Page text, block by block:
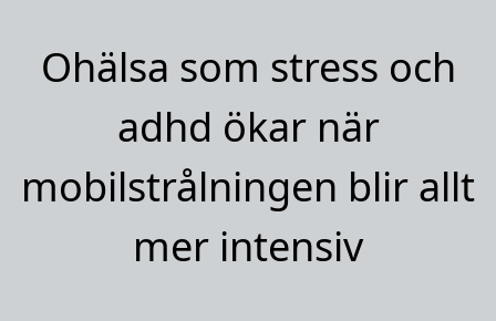
Ohälsa som stress och
adhd ökar när
mobilstrålningen blir allt
mer intensiv